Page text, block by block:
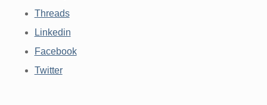
Threads
Linkedin
Facebook
Twitter